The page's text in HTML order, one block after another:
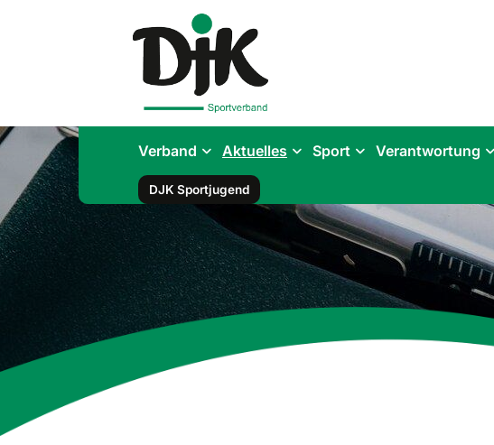
Verband Aktuelles Sport Verantwortung
DJK Sportjugend